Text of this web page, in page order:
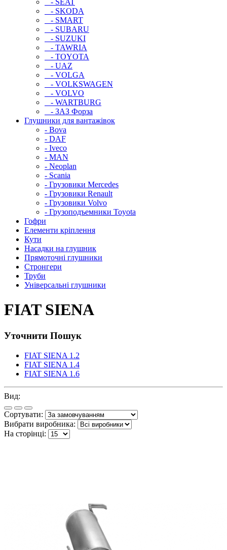
- SEAT
- SKODA
- SMART
- SUBARU
- SUZUKI
- TAWRIA
- TOYOTA
- UAZ
- VOLGA
- VOLKSWAGEN
- VOLVO
- WARTBURG
- ЗАЗ Форза
Глушники для вантажівок
- Bova
- DAF
- Iveco
- MAN
- Neoplan
- Scania
- Грузовики Mercedes
- Грузовики Renault
- Грузовики Volvo
- Грузоподъемники Toyota
Гофри
Елементи кріплення
Кути
Насадки на глушник
Прямоточні глушники
Стронгери
Труби
Універсальні глушники
FIAT SIENA
Уточнити Пошук
FIAT SIENA 1.2
FIAT SIENA 1.4
FIAT SIENA 1.6
Вид:
Сортувати:
Вибрати виробника:
На сторінці: